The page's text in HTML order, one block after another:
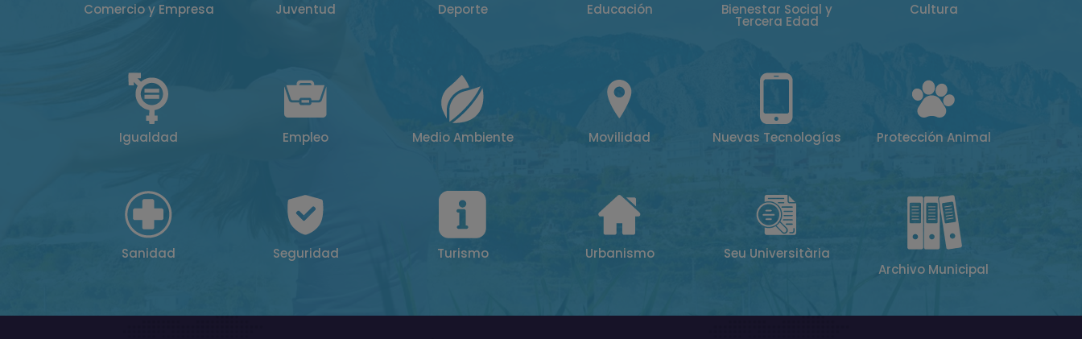
Comercio y Empresa Juventud Deporte Educación Bienestar Social y
Tercera Edad
Cultura
Igualdad Empleo Medio Ambiente Movilidad Nuevas Tecnologías Protección Animal
Sanidad Seguridad Turismo Urbanismo
Seu Universitària
Archivo Municipal